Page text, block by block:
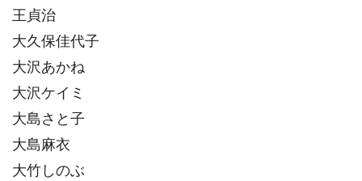
王貞治
大久保佳代子
大沢あかね
大沢ケイミ
大島さと子
大島麻衣
大竹しのぶ